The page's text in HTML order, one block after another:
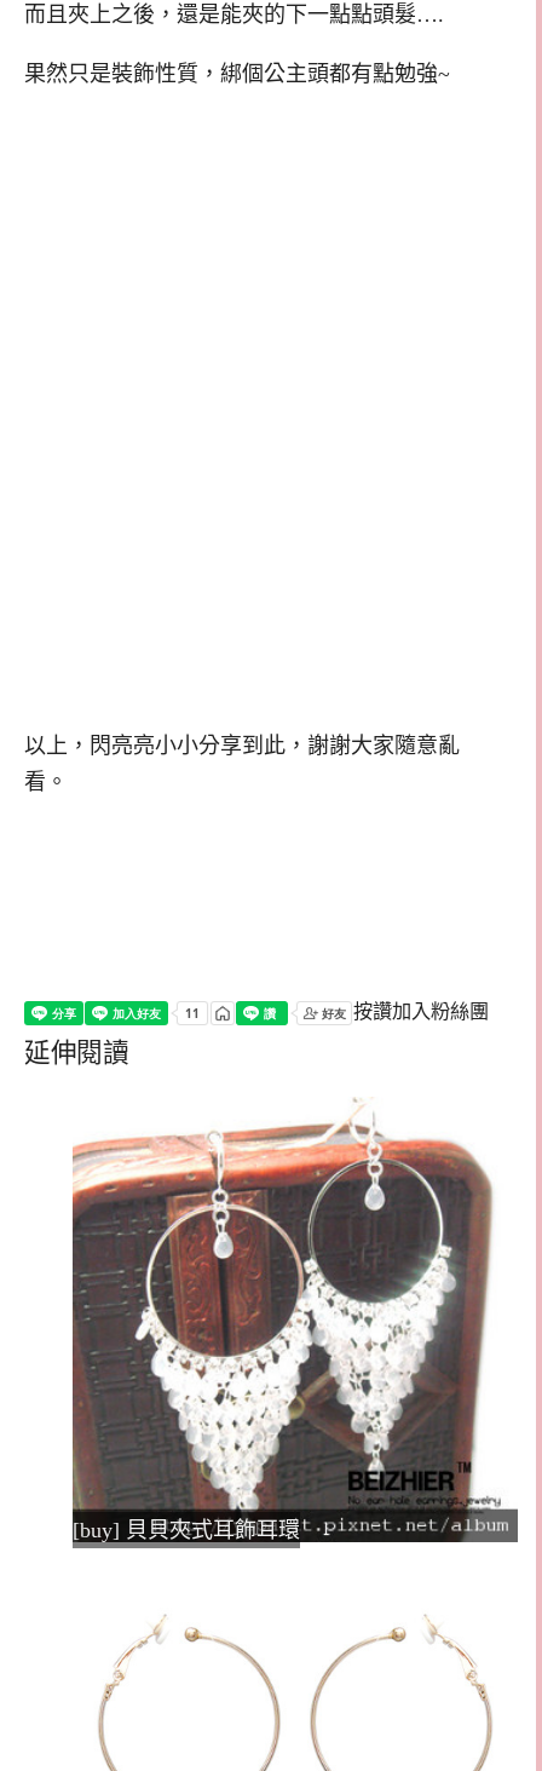
而且夾上之後，還是能夾的下一點點頭髮….
果然只是裝飾性質，綁個公主頭都有點勉強~
以上，閃亮亮小小分享到此，謝謝大家隨意亂
看。
按讚加入粉絲團
延伸閱讀
[buy] 貝貝夾式耳飾耳環